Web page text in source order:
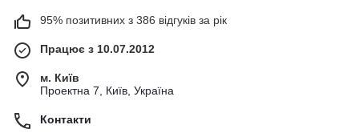
95% позитивних з 386 відгуків за рік
Працює з 10.07.2012
м. Київ
Проектна 7, Київ, Україна
Контакти